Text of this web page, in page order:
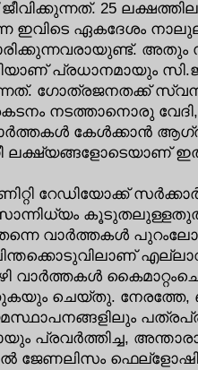
25
ഇവിടെ ഏകദേശം
അതും
പ്രധാനമായും
ഗോത്രജനതക്ക്
നടത്താനൊരു
കേള്‍ക്കാന്‍
ലക്ഷ്യങ്ങളോടെയാണ് ഇത്
റേഡിയോക്ക്
വാര്‍ത്തകള്‍
ചെയ്തു. നേരത്തേ,
പ്രവര്‍ത്തിച്ച,
ജേണലിസം